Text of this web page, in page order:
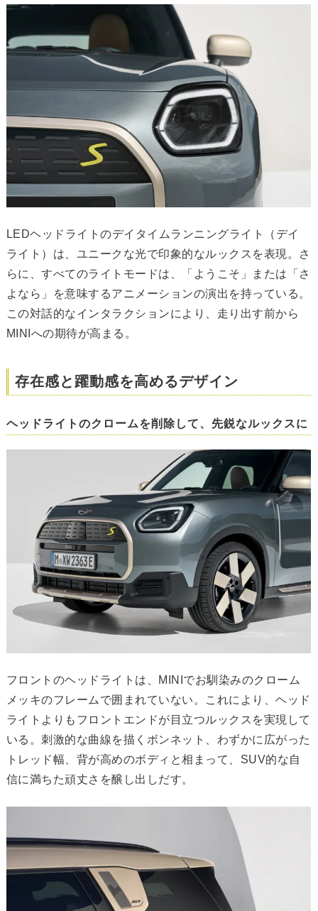
LEDヘッドライトのデイタイムランニングライト（デイ
ライト）は、ユニークな光で印象的なルックスを表現。さ
らに、すべてのライトモードは、「ようこそ」または「さ
よなら」を意味するアニメーションの演出を持っている。
この対話的なインタラクションにより、走り出す前から
MINIへの期待が高まる。
存在感と躍動感を高めるデザイン
ヘッドライトのクロームを削除して、先鋭なルックスに
フロントのヘッドライトは、MINIでお馴染みのクローム
メッキのフレームで囲まれていない。これにより、ヘッド
ライトよりもフロントエンドが目立つルックスを実現して
いる。刺激的な曲線を描くボンネット、わずかに広がった
トレッド幅、背が高めのボディと相まって、SUV的な自
信に満ちた頑丈さを醸し出しだす。